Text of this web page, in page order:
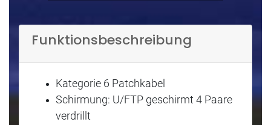
Funktionsbeschreibung
Kategorie 6 Patchkabel
Schirmung: U/FTP geschirmt 4 Paare
verdrillt